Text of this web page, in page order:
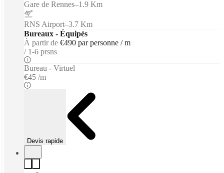
Gare de Rennes–1.9 Km
RNS Airport–3.7 Km
Bureaux - Équipés
À partir de €490 par personne / m
1-6 prsns
Bureau - Virtuel
€45 /m
Devis rapide